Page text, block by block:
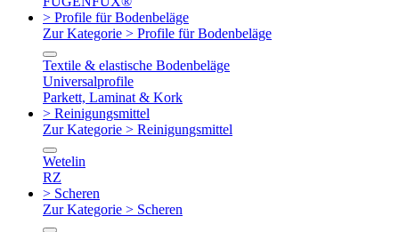
> Profile für Bodenbeläge
Zur Kategorie > Profile für Bodenbeläge
Textile & elastische Bodenbeläge
Universalprofile
Parkett, Laminat & Kork
> Reinigungsmittel
Zur Kategorie > Reinigungsmittel
Wetelin
RZ
> Scheren
Zur Kategorie > Scheren